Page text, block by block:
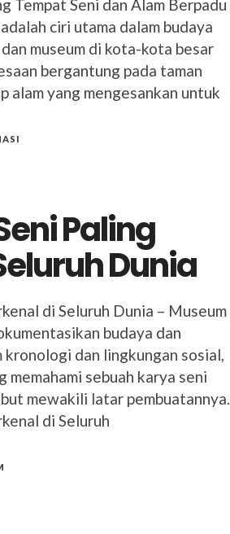
Tempat Seni dan Alam Berpadu
ciri utama dalam budaya
museum di kota-kota besar
bergantung pada taman
alam yang mengesankan untuk
Paling
Dunia
di Seluruh Dunia – Museum
budaya dan
kronologi dan lingkungan sosial,
memahami sebuah karya seni
mewakili latar pembuatannya.
di Seluruh